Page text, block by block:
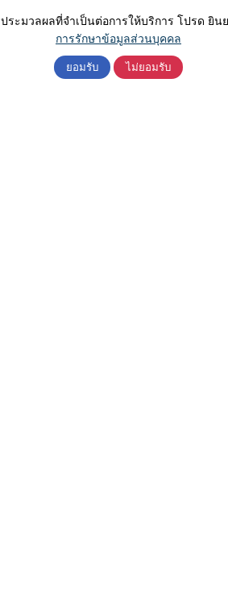
มวลผลที่จำเป็นต่อการให้บริการ โปรด ยิ
การรักษาข้อมูลส่วนบุคคล
ยอมรับ ไม่ยอมรับ